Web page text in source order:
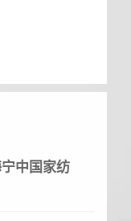
中国家纺